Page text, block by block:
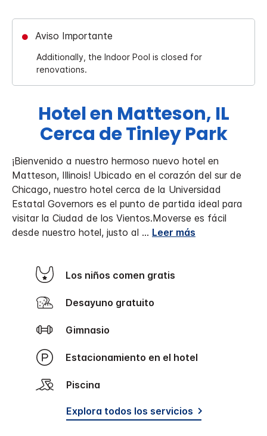
Aviso Importante
Additionally, the Indoor Pool is closed for
renovations.
Hotel en Matteson, IL
Cerca de Tinley Park
¡Bienvenido a nuestro hermoso nuevo hotel en
Matteson, Illinois! Ubicado en el corazón del sur de
Chicago, nuestro hotel cerca de la Universidad
Estatal Governors es el punto de partida ideal para
visitar la Ciudad de los Vientos.Moverse es fácil
desde nuestro hotel, justo al ... Leer más
Los niños comen gratis
Desayuno gratuito
Gimnasio
Estacionamiento en el hotel
Piscina
Explora todos los servicios